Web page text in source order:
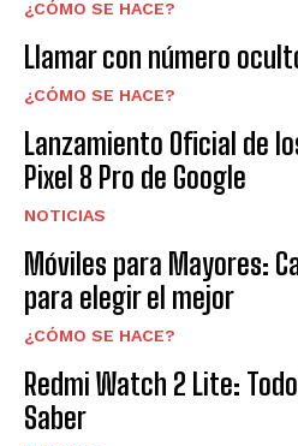
¿CÓMO SE HACE?
Llamar con número
¿CÓMO SE HACE?
Lanzamiento Oficial de
Pixel 8 Pro de Google
NOTICIAS
Móviles para Mayores:
para elegir el mejor
¿CÓMO SE HACE?
Redmi Watch 2 Lite:
Saber